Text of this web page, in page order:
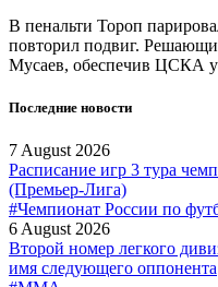
В пенальти Тороп
повторил подвиг.
Мусаев, обеспечив ЦСКА
Последние новости
7 August 2026
Расписание игр 3 тура
(Премьер-Лига)
#Чемпионат России по
6 August 2026
Второй номер легкого
имя следующего оппонента